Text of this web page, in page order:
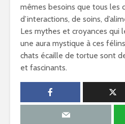
mêmes besoins que tous les
d’interactions, de soins,
Les mythes et croyances
une aura mystique à ces
chats écaille de tortue sont
et fascinants.